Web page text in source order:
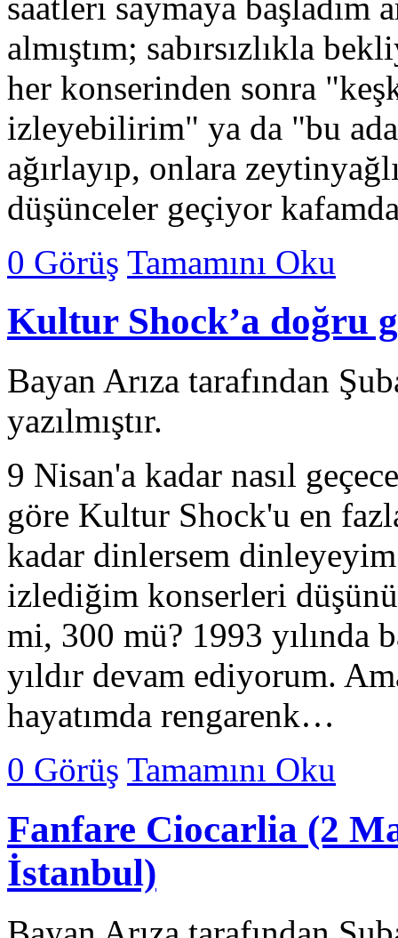
almıştım; sabırsızlıkla
her konserinden sonra
izleyebilirim" ya da "bu
ağırlayıp, onlara
düşünceler geçiyor
0 Görüş Tamamını Oku
Kultur Shock’a doğru
Bayan Arıza tarafından
yazılmıştır.
9 Nisan'a kadar nasıl
göre Kultur Shock'u en
kadar dinlersem
izlediğim konserleri
mi, 300 mü? 1993 yılında
yıldır devam ediyorum.
hayatımda rengarenk…
0 Görüş Tamamını Oku
Fanfare Ciocarlia (2
İstanbul)